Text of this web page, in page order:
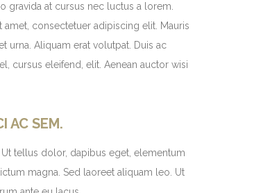
gravida at cursus nec luctus a lorem.
consectetuer adipiscing elit. Mauris
urna. Aliquam erat volutpat. Duis ac
cursus eleifend, elit. Aenean auctor wisi
AC SEM.
tellus dolor, dapibus eget, elementum
magna. Sed laoreet aliquam leo. Ut